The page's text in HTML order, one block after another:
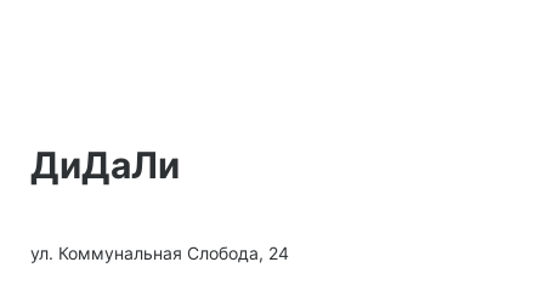
ДиДаЛи
ул. Коммунальная Слобода, 24